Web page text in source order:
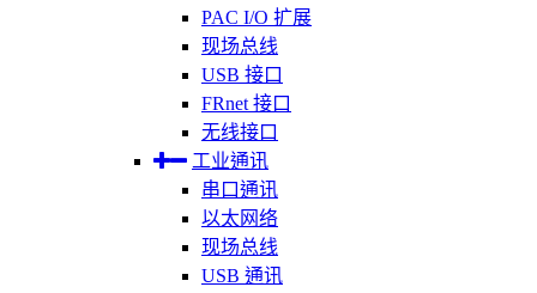
PAC I/O 扩展
现场总线
USB 接口
FRnet 接口
无线接口
工业通讯
串口通讯
以太网络
现场总线
USB 通讯